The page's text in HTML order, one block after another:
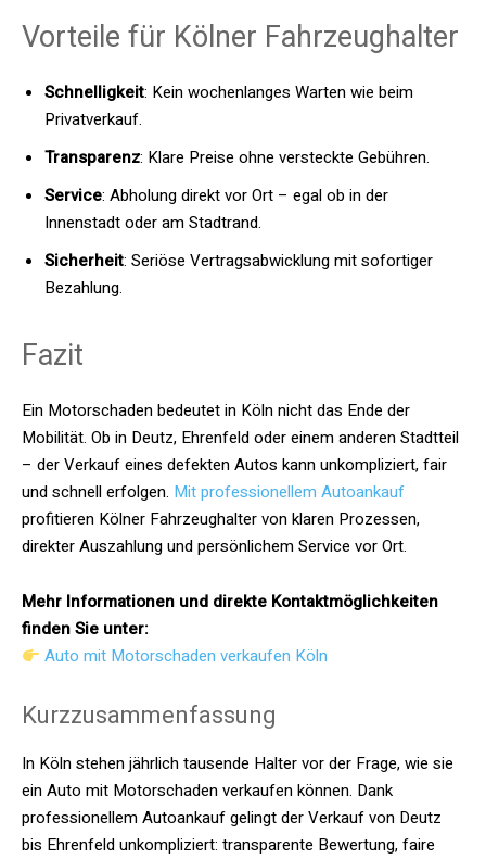
Vorteile für Kölner Fahrzeughalter
Schnelligkeit: Kein wochenlanges Warten wie beim
Privatverkauf.
Transparenz: Klare Preise ohne versteckte Gebühren.
Service: Abholung direkt vor Ort – egal ob in der
Innenstadt oder am Stadtrand.
Sicherheit: Seriöse Vertragsabwicklung mit sofortiger
Bezahlung.
Fazit
Ein Motorschaden bedeutet in Köln nicht das Ende der
Mobilität. Ob in Deutz, Ehrenfeld oder einem anderen Stadtteil
– der Verkauf eines defekten Autos kann unkompliziert, fair
und schnell erfolgen. Mit professionellem Autoankauf
profitieren Kölner Fahrzeughalter von klaren Prozessen,
direkter Auszahlung und persönlichem Service vor Ort.
Mehr Informationen und direkte Kontaktmöglichkeiten
finden Sie unter:
Auto mit Motorschaden verkaufen Köln
Kurzzusammenfassung
In Köln stehen jährlich tausende Halter vor der Frage, wie sie
ein Auto mit Motorschaden verkaufen können. Dank
professionellem Autoankauf gelingt der Verkauf von Deutz
bis Ehrenfeld unkompliziert: transparente Bewertung, faire